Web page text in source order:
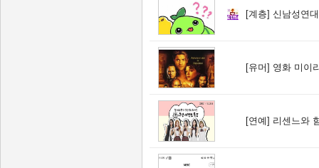
[계층] 신남성연
[유머] 영화 미이
[연예] 리센느와 함